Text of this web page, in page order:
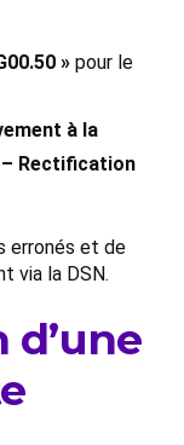
» pour le
à la
– Rectification
erronés et de
via la DSN.